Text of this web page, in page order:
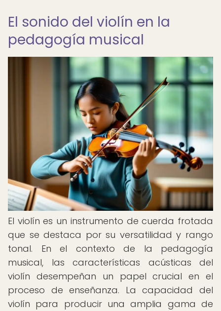
El sonido del violín en la
pedagogía musical
El violín es un instrumento de cuerda frotada
que se destaca por su versatilidad y rango
tonal. En el contexto de la pedagogía
musical, las características acústicas del
violín desempeñan un papel crucial en el
proceso de enseñanza. La capacidad del
violín para producir una amplia gama de